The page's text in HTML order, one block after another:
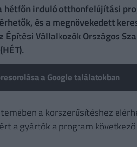
induló otthonfelújítási
és a megnövekedett
Vállalkozók Országos
a Google találatokban
a korszerűsítéshez
a gyártók a program